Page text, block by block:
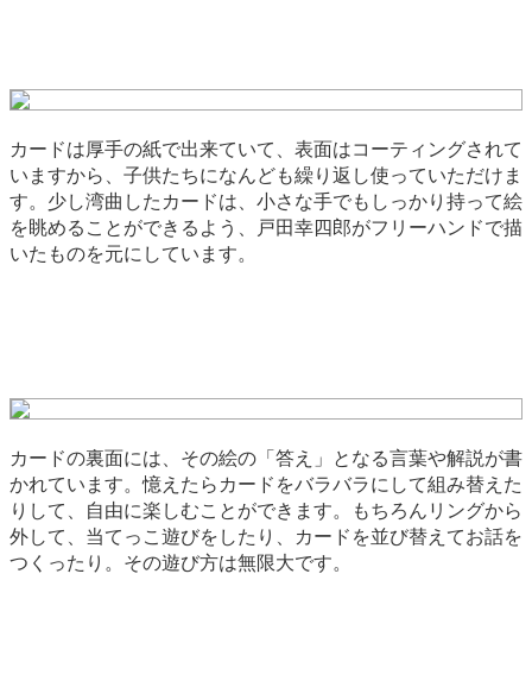
カードは厚手の紙で出来ていて、表面はコーティングされて
いますから、子供たちになんども繰り返し使っていただけま
す。少し湾曲したカードは、小さな手でもしっかり持って絵
を眺めることができるよう、戸田幸四郎がフリーハンドで描
いたものを元にしています。
カードの裏面には、その絵の「答え」となる言葉や解説が書
かれています。憶えたらカードをバラバラにして組み替えた
りして、自由に楽しむことができます。もちろんリングから
外して、当てっこ遊びをしたり、カードを並び替えてお話を
つくったり。その遊び方は無限大です。